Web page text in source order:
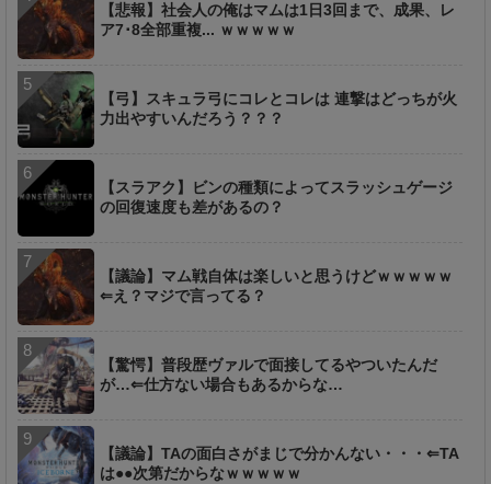
【悲報】社会人の俺はマムは1日3回まで、成果、レ
ア7･8全部重複... ｗｗｗｗｗ
【弓】スキュラ弓にコレとコレは 連撃はどっちが火
力出やすいんだろう？？？
【スラアク】ビンの種類によってスラッシュゲージ
の回復速度も差があるの？
【議論】マム戦自体は楽しいと思うけどｗｗｗｗｗ
⇐え？マジで言ってる？
【驚愕】普段歴ヴァルで面接してるやついたんだ
が…⇐仕方ない場合もあるからな…
【議論】TAの面白さがまじで分かんない・・・⇐TA
は●●次第だからなｗｗｗｗｗ